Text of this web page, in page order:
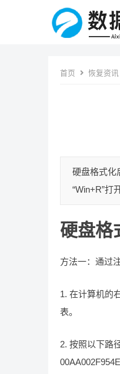
首页 恢复资讯
硬盘格式化
“Win+R”打
硬盘格
方法一：通过
1. 在计算机的
表。
2. 按照以下路